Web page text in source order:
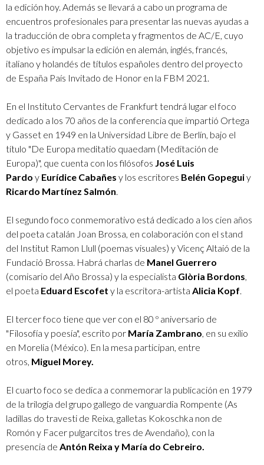
la edición hoy. Además se llevará a cabo un programa de
encuentros profesionales para presentar las nuevas ayudas a
la traducción de obra completa y fragmentos de AC/E, cuyo
objetivo es impulsar la edición en alemán, inglés, francés,
italiano y holandés de títulos españoles dentro del proyecto
de España País Invitado de Honor en la FBM 2021.
En el Instituto Cervantes de Frankfurt tendrá lugar el foco
dedicado a los 70 años de la conferencia que impartió Ortega
y Gasset en 1949 en la Universidad Libre de Berlín, bajo el
título "De Europa meditatio quaedam (Meditación de
Europa)", que cuenta con los filósofos José Luis
Pardo y Eurídice Cabañes y los escritores Belén Gopeguiy
Ricardo Martínez Salmón
El segundo foco conmemorativo está dedicado a los cien años
del poeta catalán Joan Brossa, en colaboración con el stand
del Institut Ramon Llull (poemas visuales) y Vicenç Altaió de la
Fundació Brossa. Habrá charlas de Manel Guerrero
(comisario del Año Brossa) y la especialista Glòria Bordons
el poeta Eduard Escofet y la escritora-artista Alicia Kopf
El tercer foco tiene que ver con el 80 º aniversario de
"Filosofía y poesía", escrito por María Zambrano , en su exilio
en Morelia (México). En la mesa participan, entre
otros, Miguel Morey.
El cuarto foco se dedica a conmemorar la publicación en 1979
de la trilogía del grupo gallego de vanguardia Rompente (As
ladillas do travesti de Reixa, galletas Kokoschka non de
Romón y Facer pulgarcitos tres de Avendaño), con la
presencia de Antón Reixa y María do Cebreiro.